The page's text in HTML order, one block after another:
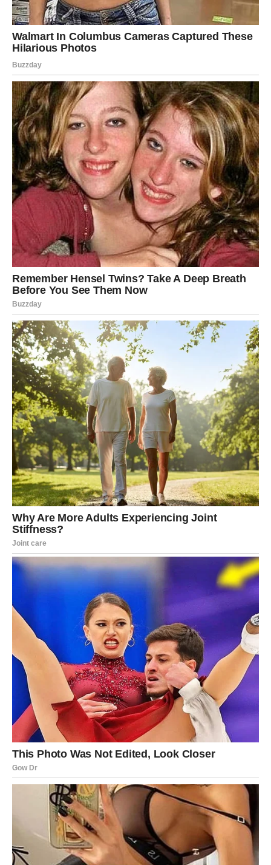
olakšanje jer će se problem koji ih dugo opterećuje
konačno početi rješavati.
Zvijezde vam poručuju da više vjerujete sebi jer upravo
sada imate priliku ostvariti mnogo više nego što mislite.
Vrijeme je da konačno počnete
živjeti onako kako želite
Previše ste energije trošile pokušavajući usrećiti druge
ljude i održati odnose koji su vas iscrpljivali.
Često ste zaboravljale vlastite potrebe samo da biste
izbjegle sukobe ili razočaranja.
Ali nova sedmica donosi vam veoma važnu lekciju — ne
možete pronaći sreću ako stalno zaboravljate sebe.
Zvijezde vam poručuju da ne osjećate grižnju savjesti
zbog toga što želite više za sebe.
Mnoge Ribe će tokom ovog perioda napraviti promjene
koje će ih kasnije dovesti do mnogo srećnijeg i
ispunjenijeg života.
Sudbina vam sada vraća ono što
ste dugo čekale
Sve kroz šta ste prošle nije bilo uzalud.
Svaka prepreka, svako razočaranje i svaki trenutak tokom
kojeg ste mislile da više ne možete dalje zapravo su vas
pripremali za ono što dolazi.
A ono što dolazi moglo bi vam potpuno promijeniti život.
Mnoge Ribe će tokom ovog perioda dobiti ono što su
dugo priželjkivale — iskrenu ljubav, podršku, sigurnost i
osjećaj da konačno imaju razlog za osmijeh.
Pred vama je period koji ćete
dugo pamtiti
Zvijezde vam sada donose novu energiju, mnogo više
samopouzdanja i priliku da konačno osjetite kako izgleda
kada život radi u vašu korist.
Mnoge Ribe će tokom ove sedmice upoznati ljude koji će
im promijeniti život, dobiti prilike koje nisu očekivale i
donijeti odluke koje će ih odvesti prema mnogo srećnijoj
budućnosti.